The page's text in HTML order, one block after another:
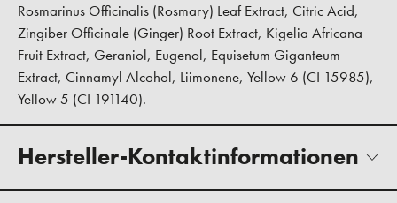
Rosmarinus Officinalis (Rosmary) Leaf Extract, Citric Acid,
Zingiber Officinale (Ginger) Root Extract, Kigelia Africana
Fruit Extract, Geraniol, Eugenol, Equisetum Giganteum
Extract, Cinnamyl Alcohol, Liimonene, Yellow 6 (CI 15985),
Yellow 5 (CI 191140).
Hersteller-Kontaktinformationen